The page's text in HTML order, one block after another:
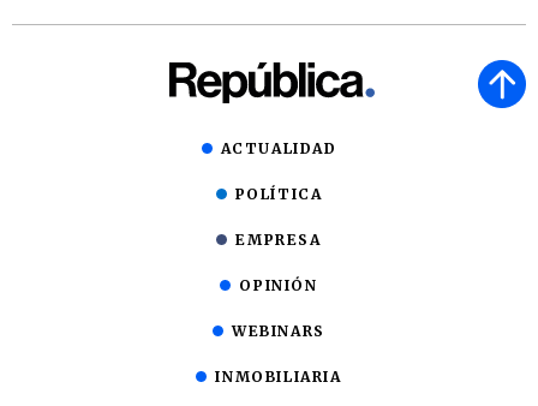
ACTUALIDAD
POLÍTICA
EMPRESA
OPINIÓN
WEBINARS
INMOBILIARIA